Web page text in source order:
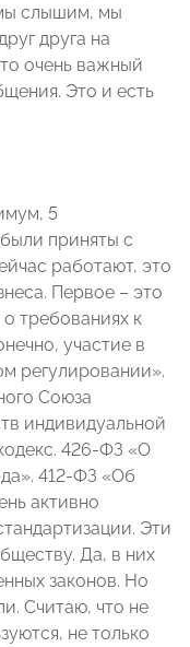
слышим, мы
друга на
очень важный
Это и есть
5
приняты с
работают, это
Первое – это
требованиях к
участие в
регулировании».
Союза
индивидуальной
426-ФЗ «О
412-ФЗ «Об
активно
Эти
Да, в них
законов. Но
Считаю, что не
не только